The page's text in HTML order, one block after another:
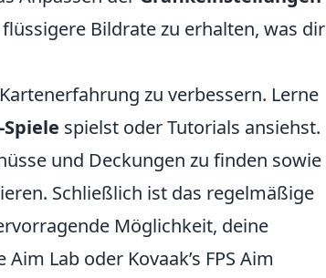
Bildrate zu erhalten, was dir
zu verbessern. Lerne
spielst oder Tutorials ansiehst.
und Deckungen zu finden sowie
Schließlich ist das regelmäßige
Möglichkeit, deine
Lab oder Kovaak’s FPS Aim